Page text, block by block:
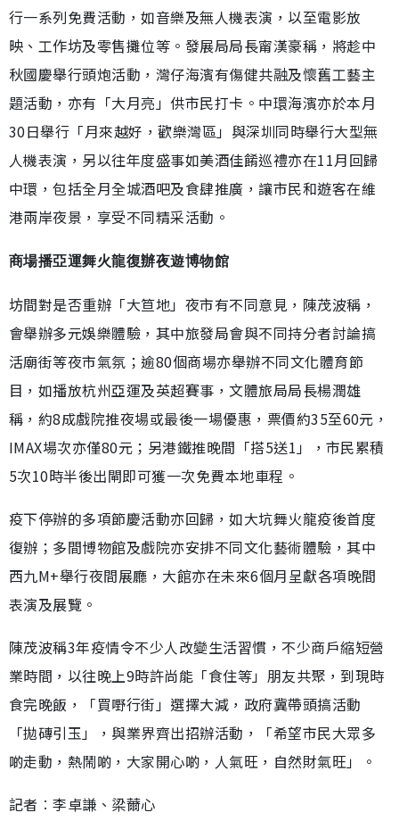
行一系列免費活動，如音樂及無人機表演，以至電影放
映、工作坊及零售攤位等。發展局局長甯漢豪稱，將趁中
秋國慶舉行頭炮活動，灣仔海濱有傷健共融及懷舊工藝主
題活動，亦有「大月亮」供市民打卡。中環海濱亦於本月
30日舉行「月來越好，歡樂灣區」與深圳同時舉行大型無
人機表演，另以往年度盛事如美酒佳餚巡禮亦在11月回歸
中環，包括全月全城酒吧及食肆推廣，讓市民和遊客在維
港兩岸夜景，享受不同精采活動。
商場播亞運舞火龍復辦夜遊博物館
坊間對是否重辦「大笪地」夜市有不同意見，陳茂波稱，
會舉辦多元娛樂體驗，其中旅發局會與不同持分者討論搞
活廟街等夜市氣氛；逾80個商場亦舉辦不同文化體育節
目，如播放杭州亞運及英超賽事，文體旅局局長楊潤雄
稱，約8成戲院推夜場或最後一場優惠，票價約35至60元，
IMAX場次亦僅80元；另港鐵推晚間「搭5送1」，市民累積
5次10時半後出閘即可獲一次免費本地車程。
疫下停辦的多項節慶活動亦回歸，如大坑舞火龍疫後首度
復辦；多間博物館及戲院亦安排不同文化藝術體驗，其中
西九M+舉行夜間展廳，大館亦在未來6個月呈獻各項晚間
表演及展覽。
陳茂波稱3年疫情令不少人改變生活習慣，不少商戶縮短營
業時間，以往晚上9時許尚能「食住等」朋友共聚，到現時
食完晚飯，「買嘢行街」選擇大減，政府冀帶頭搞活動
「拋磚引玉」，與業界齊出招辦活動，「希望市民大眾多
啲走動，熱鬧啲，大家開心啲，人氣旺，自然財氣旺」。
記者︰李卓謙、梁薾心